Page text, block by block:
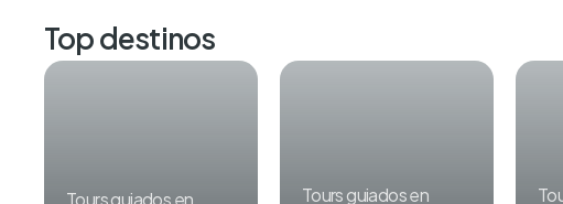
Top destinos
Tours guiados en Tours guiados en